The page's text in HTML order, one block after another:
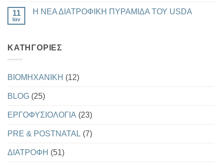
ΔΕΙΚΤΗΣ
Ω3
ΥΓΕΙΑΣ
ΚΑΙ
στο
11
Ιαν
Η ΝΕΑ ΔΙΑΤΡΟΦΙΚΗ ΠΥΡΑΜΙΔΑ ΤΟΥ USDA
Η
USDA
KΑΤΗΓΟΡΊΕΣ
BIOMHXANIKH (12)
BLOG (25)
EΡΓΟΦΥΣΙΟΛΟΓΙΑ (23)
PRE & POSTNATAL (7)
ΔΙΑΤΡΟΦΗ (51)